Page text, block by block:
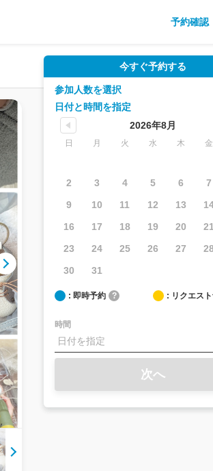
予約確認
今すぐ予約する
参加人数を選択
日付と時間を指定
2026年8月
日 月 火 水 木 金
2
3 4 5 6 7
9
10 11 12 13
16
17 18 19 20 21
23
24 25 26 27
30
31
: 即時予約 ? : リクエス
時間
次へ